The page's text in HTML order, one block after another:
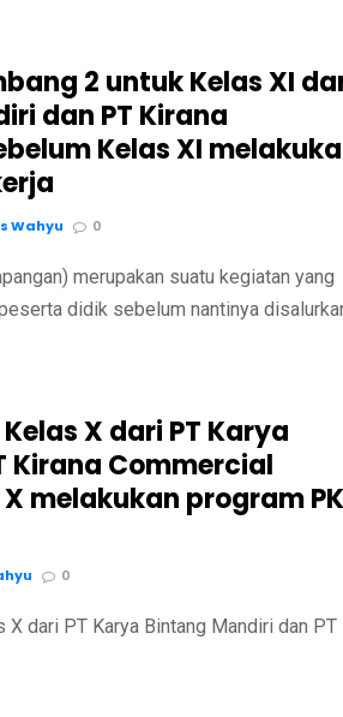
2 untuk Kelas XI
dan PT Kirana
Kelas XI
Wahyu 0
merupakan suatu kegiatan yang
didik sebelum nantinya
X dari PT Karya
Kirana Commercial
melakukan program
0
PT Karya Bintang Mandiri dan PT